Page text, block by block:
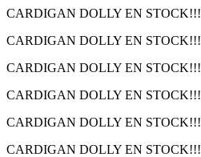
CARDIGAN DOLLY EN STOCK!!!
CARDIGAN DOLLY EN STOCK!!!
CARDIGAN DOLLY EN STOCK!!!
CARDIGAN DOLLY EN STOCK!!!
CARDIGAN DOLLY EN STOCK!!!
CARDIGAN DOLLY EN STOCK!!!